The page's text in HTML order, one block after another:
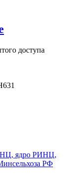
доступа
ядро РИНЦ,
РФ